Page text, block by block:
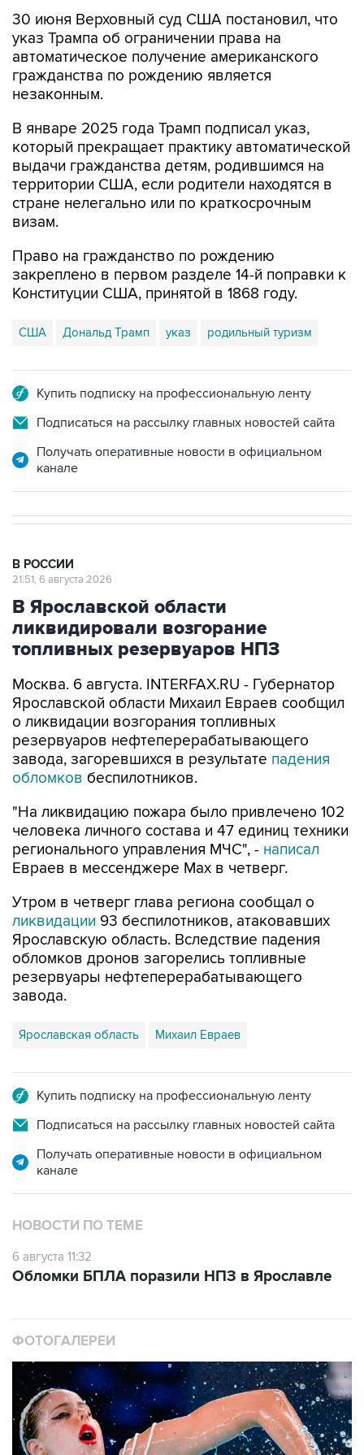
30 июня Верховный суд США постановил, что
указ Трампа об ограничении права на
автоматическое получение американского
гражданства по рождению является
незаконным.
В январе 2025 года Трамп подписал указ,
который прекращает практику автоматической
выдачи гражданства детям, родившимся на
территории США, если родители находятся в
стране нелегально или по краткосрочным
визам.
Право на гражданство по рождению
закреплено в первом разделе 14-й поправки к
Конституции США, принятой в 1868 году.
США Дональд Трамп указ родильный туризм
Купить подписку на профессиональную ленту
Подписаться на рассылку главных новостей сайта
Получать оперативные новости в официальном
канале
В РОССИИ
21:51, 6 августа 2026
В Ярославской области
ликвидировали возгорание
топливных резервуаров НПЗ
Москва. 6 августа. INTERFAX.RU - Губернатор
Ярославской области Михаил Евраев сообщил
о ликвидации возгорания топливных
резервуаров нефтеперерабатывающего
завода, загоревшихся в результате падения
обломков беспилотников.
"На ликвидацию пожара было привлечено 102
человека личного состава и 47 единиц техники
регионального управления МЧС", - написал
Евраев в мессенджере Мах в четверг.
Утром в четверг глава региона сообщал о
ликвидации 93 беспилотников, атаковавших
Ярославскую область. Вследствие падения
обломков дронов загорелись топливные
резервуары нефтеперерабатывающего
завода.
Ярославская область Михаил Евраев
Купить подписку на профессиональную ленту
Подписаться на рассылку главных новостей сайта
Получать оперативные новости в официальном
канале
НОВОСТИ ПО ТЕМЕ
6 августа 11:32
Обломки БПЛА поразили НПЗ в Ярославле
ФОТОГАЛЕРЕИ